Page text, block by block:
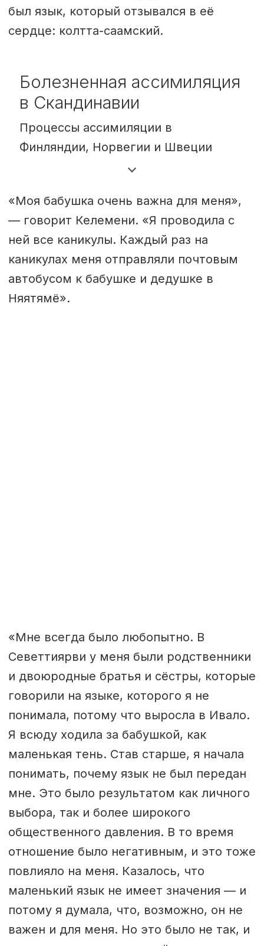
был язык, который отзывался в её
сердце: колтта-саамский.
Болезненная ассимиляция
в Скандинавии
Процессы ассимиляции в
Финляндии, Норвегии и Швеции
были глубоко болезненными для
Во многих семьях родные языки
постепенно замолкали. Утрата
языка, культуры и земли ощущалась
на протяжении поколений.
Сегодня во всех трех странах идут
«Моя бабушка очень важна для меня»,
— говорит Келемени. «Я проводила с
ней все каникулы. Каждый раз на
каникулах меня отправляли почтовым
автобусом к бабушке и дедушке в
Няятямё».
«Мне всегда было любопытно. В
Севеттиярви у меня были родственники
и двоюродные братья и сёстры, которые
говорили на языке, которого я не
понимала, потому что выросла в Ивало.
Я всюду ходила за бабушкой, как
маленькая тень. Став старше, я начала
понимать, почему язык не был передан
мне. Это было результатом как личного
выбора, так и более широкого
общественного давления. В то время
отношение было негативным, и это тоже
повлияло на меня. Казалось, что
маленький язык не имеет значения — и
потому я думала, что, возможно, он не
важен и для меня. Но это было не так, и